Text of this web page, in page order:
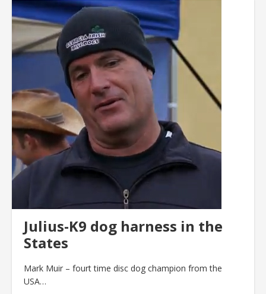
Julius-K9 dog harness in the
States
Mark Muir – fourt time disc dog champion from the
USA…